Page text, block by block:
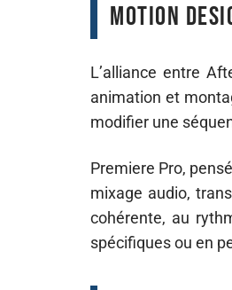
Motion
L’alliance entre
animation et
modifier une
Premiere Pro,
mixage audio,
cohérente, au
spécifiques ou en